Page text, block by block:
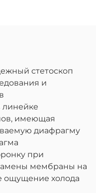
стетоскоп
и
линейке
имеющая
диафрагму
при
мембраны на
ощущение холода